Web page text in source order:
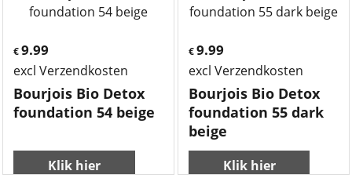
€ 9.99
excl Verzendkosten
Bourjois Bio Detox
foundation 54 beige
Klik hier
€9.99
excl Verzendkosten
Bourjois Bio Detox
foundation 55 dark
beige
Klik hier